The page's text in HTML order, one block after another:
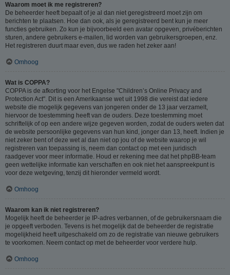
Waarom moet ik me registreren?
De beheerder heeft bepaalt of je al dan niet geregistreerd moet zijn om
berichten te plaatsen. Hoe dan ook, als je geregistreerd bent kun je meer
functies gebruiken. Zo kun je bijvoorbeeld een avatar opgeven, privéberichten
sturen, andere gebruikers e-mailen, lid worden van gebruikersgroepen, enz.
Het registreren duurt maar even, dus we raden het zeker aan!
Omhoog
Wat is COPPA?
COPPA is de afkorting voor het Engelse "Children’s Online Privacy and
Protection Act". Dit is een Amerikaanse wet uit 1998 die vereist dat iedere
website die mogelijk gegevens van jongeren onder de 13 jaar verzamelt,
hiervoor de toestemming heeft van de ouders. Deze toestemming moet
schriftelijk of op een andere wijze gegeven worden, zodat de ouders weten dat
de website persoonlijke gegevens van hun kind, jonger dan 13, heeft. Indien je
niet zeker bent of deze wet al dan niet op jou of de website waarop je wil
registreren van toepassing is, neem dan contact op met een juridisch
raadgever voor meer informatie. Houd er rekening mee dat het phpBB-team
geen wettelijke informatie kan verschaffen en ook niet het aanspreekpunt is
voor deze wetgeving, tenzij dit hieronder vermeld wordt.
Omhoog
Waarom kan ik niet registreren?
Mogelijk heeft de beheerder je IP-adres verbannen, of de gebruikersnaam die
je opgeeft verboden. Tevens is het mogelijk dat de beheerder de registratie
mogelijkheid heeft uitgeschakeld om zo de registratie van nieuwe gebruikers
te voorkomen. Neem contact op met de beheerder voor verdere hulp.
Omhoog